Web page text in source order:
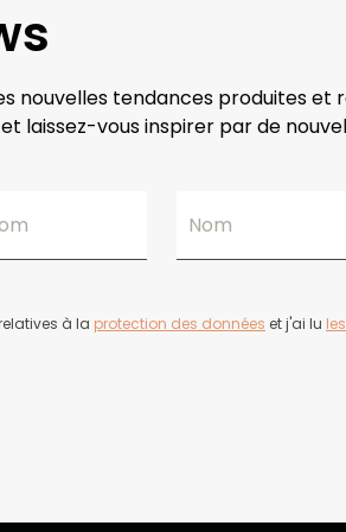
nouvelles tendances produites
laissez-vous inspirer par de
Nom
à la protection des données et j'ai lu